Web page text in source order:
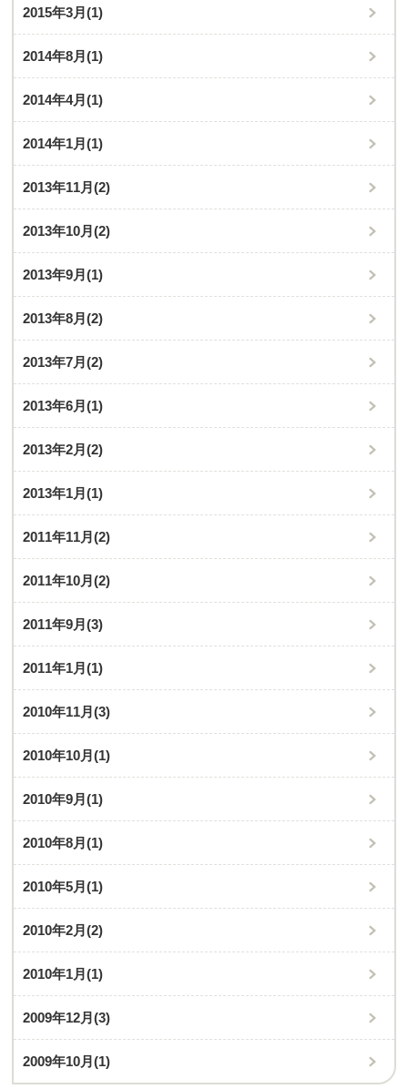
2015年3月(1)
2014年8月(1)
2014年4月(1)
2014年1月(1)
2013年11月(2)
2013年10月(2)
2013年9月(1)
2013年8月(2)
2013年7月(2)
2013年6月(1)
2013年2月(2)
2013年1月(1)
2011年11月(2)
2011年10月(2)
2011年9月(3)
2011年1月(1)
2010年11月(3)
2010年10月(1)
2010年9月(1)
2010年8月(1)
2010年5月(1)
2010年2月(2)
2010年1月(1)
2009年12月(3)
2009年10月(1)